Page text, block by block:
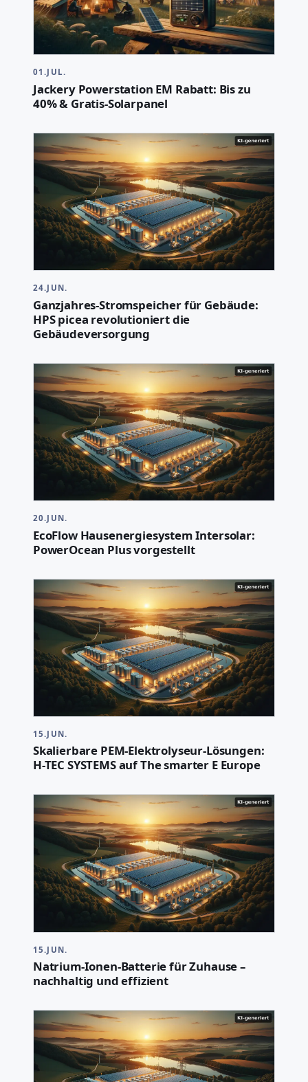
01.JUL.
Jackery Powerstation EM Rabatt: Bis zu
40% & Gratis-Solarpanel
24.JUN.
Ganzjahres-Stromspeicher für Gebäude:
HPS picea revolutioniert die
Gebäudeversorgung
20.JUN.
EcoFlow Hausenergiesystem Intersolar:
PowerOcean Plus vorgestellt
15.JUN.
Skalierbare PEM-Elektrolyseur-Lösungen:
H-TEC SYSTEMS auf The smarter E Europe
15.JUN.
Natrium-Ionen-Batterie für Zuhause –
nachhaltig und effizient